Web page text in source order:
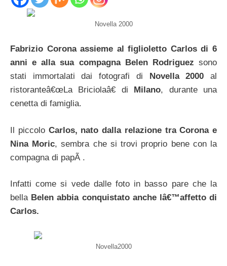
Novella 2000
Fabrizio Corona assieme al figlioletto Carlos di 6
anni e alla sua compagna Belen Rodriguez sono
stati immortalati dai fotografi di
Novella 2000al
ristoranteâ€œLa Briciolaâ€ di
Milano, durante una
cenetta di famiglia.
Il piccolo Carlos, nato dalla relazione tra Corona e
Nina Moric, sembra che si trovi proprio bene con la
compagna di papÃ .
Infatti come si vede dalle foto in basso pare che la
bella Belen abbia conquistato anche lâ€™affetto di
Carlos.
Novella2000